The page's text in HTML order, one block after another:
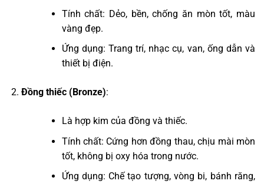
Tính chất: Dẻo, bền, chống ăn mòn tốt, màu
vàng đẹp.
Ứng dụng: Trang trí, nhạc cụ, van, ống dẫn và
thiết bị điện.
Đồng thiếc (Bronze):
Là hợp kim của đồng và thiếc.
Tính chất: Cứng hơn đồng thau, chịu mài mòn
tốt, không bị oxy hóa trong nước.
Ứng dụng: Chế tạo tượng, vòng bi, bánh răng,